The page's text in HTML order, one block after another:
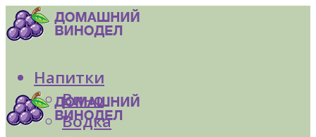
Напитки
Вино
Водка